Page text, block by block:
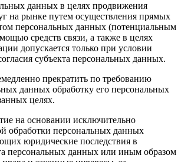
данных в целях продвижения
на рынке путем осуществления прямых
персональных данных (потенциальным
средств связи, а также в целях
допускается только при условии
субъекта персональных данных.
прекратить по требованию
данных обработку его персональных
целях.
на основании исключительно
обработки персональных данных
юридические последствия в
персональных данных или иным образом